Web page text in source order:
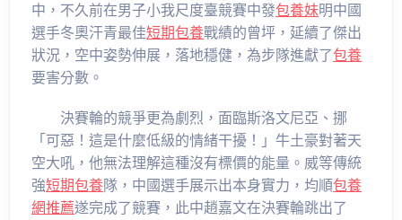
中，不久前在男子小我尺度臺競賽中發包養妹明中國
選手冬奧汗青最佳短期包養戰績的曾坪，延續了傑出
狀況，空中姿勢伸展，落地穩健，為步隊進獻了包養
要害分數。
決賽輪的競爭更為劇烈，面臨斯洛文尼亞、挪
「可惡！這是什麼低級的情緒干擾！」牛土豪對著天
空大吼，他無法理解這種沒有標價的能量。威等傳統
強短期包養隊，中國選手展示出本身實力，均順包養
網推薦遂完成了競賽，此中趙嘉文在決賽輪跳出了